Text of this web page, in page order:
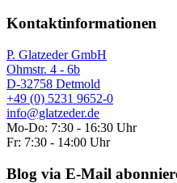
Kontaktinformationen
P. Glatzeder GmbH
Ohmstr. 4 - 6b
D-32758 Detmold
+49 (0) 5231 9652-0
info@glatzeder.de
Mo-Do: 7:30 - 16:30 Uhr
Fr: 7:30 - 14:00 Uhr
Blog via E-Mail